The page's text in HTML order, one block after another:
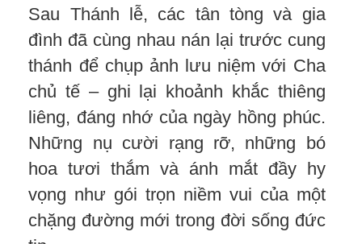
Sau Thánh lễ, các tân tòng và gia
đình đã cùng nhau nán lại trước cung
thánh để chụp ảnh lưu niệm với Cha
chủ tế – ghi lại khoảnh khắc thiêng
liêng, đáng nhớ của ngày hồng phúc.
Những nụ cười rạng rỡ, những bó
hoa tươi thắm và ánh mắt đầy hy
vọng như gói trọn niềm vui của một
chặng đường mới trong đời sống đức